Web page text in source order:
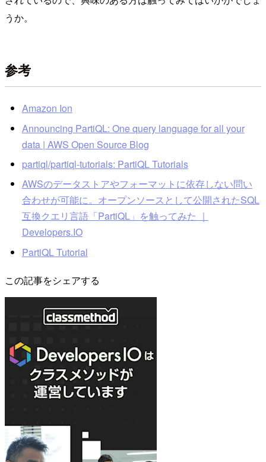
うか。
参考
Amazon Ion
Announcing PartiQL: One query language for all your
data | AWS Open Source Blog
partiql/partiql-tutorials: PartiQL Tutorials
AWSのデータストアやフォーマットに依存しない問い
合わせが可能に。オープンソースとして公開されたSQL
互換クエリ言語「PartiQL」を触ってみた ｜
Developers.IO
PartiQL Tutorial
この記事をシェアする